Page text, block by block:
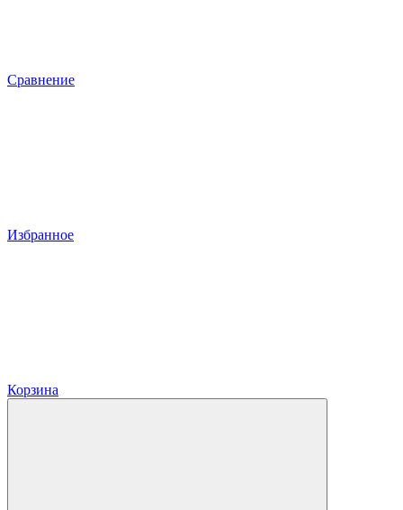
Сравнение
Избранное
Корзина